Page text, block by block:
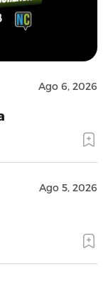
Ago 6, 2026
Ago 5, 2026